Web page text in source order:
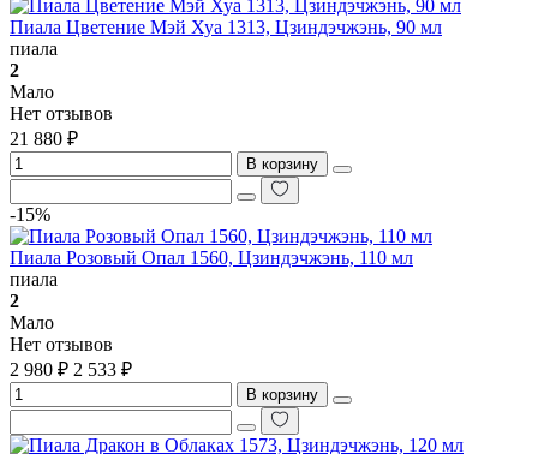
Пиала Цветение Мэй Хуа 1313, Цзиндэчжэнь, 90 мл
пиала
2
Мало
Нет отзывов
21 880 ₽
В корзину
-15%
Пиала Розовый Опал 1560, Цзиндэчжэнь, 110 мл
пиала
2
Мало
Нет отзывов
2 980 ₽ 2 533 ₽
В корзину